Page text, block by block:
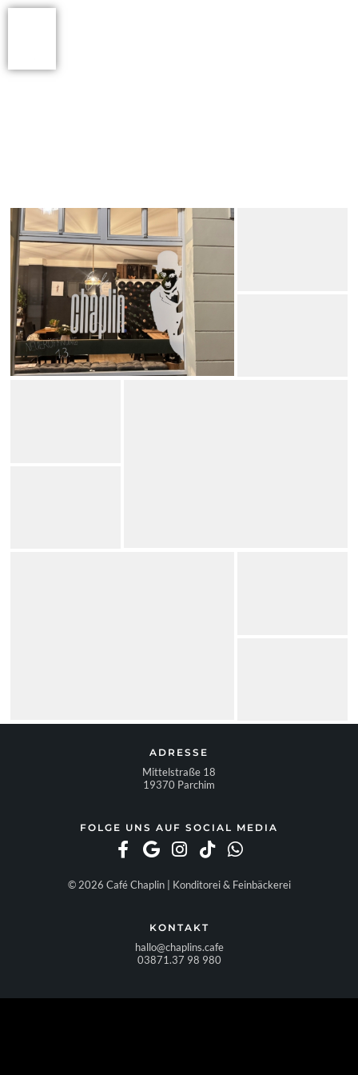
ADRESSE
Mittelstraße 18
19370 Parchim
FOLGE UNS AUF SOCIAL MEDIA
© 2026 Café Chaplin | Konditorei & Feinbäckerei
KONTAKT
hallo@chaplins.cafe
03871.37 98 980